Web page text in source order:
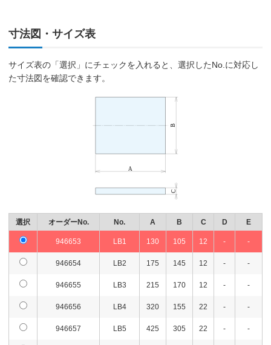
寸法図・サイズ表
サイズ表の「選択」にチェックを入れると、選択したNo.に対応し
た寸法図を確認できます。
選択 オーダーNo. No. A B C D E
946653 LB1 130 105 12 - -
946654 LB2 175 145 12 - -
946655 LB3 215 170 12 - -
946656 LB4 320 155 22 - -
946657 LB5 425 305 22 - -